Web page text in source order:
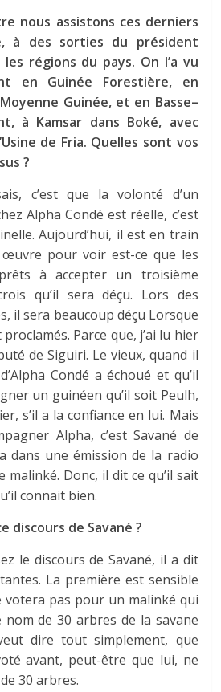
nous assistons ces derniers
à des sorties du président
régions du pays. On l’a vu
en Guinée Forestière, en
Guinée, et en Basse–
à Kamsar dans Boké, avec
de Fria. Quelles sont vos
?
c’est que la volonté d’un
Alpha Condé est réelle, c’est
Aujourd’hui, il est en train
pour voir est-ce que les
à accepter un troisième
qu’il sera déçu. Lors des
il sera beaucoup déçu Lorsque
Parce que, j’ai lu hier
de Siguiri. Le vieux, quand il
Condé a échoué et qu’il
un guinéen qu’il soit Peulh,
s’il a la confiance en lui. Mais
Alpha, c’est Savané de
dans une émission de la radio
malinké. Donc, il dit ce qu’il sait
connait bien.
discours de Savané ?
le discours de Savané, il a dit
La première est sensible
votera pas pour un malinké qui
de 30 arbres de la savane
dire tout simplement, que
avant, peut-être que lui, ne
30 arbres.